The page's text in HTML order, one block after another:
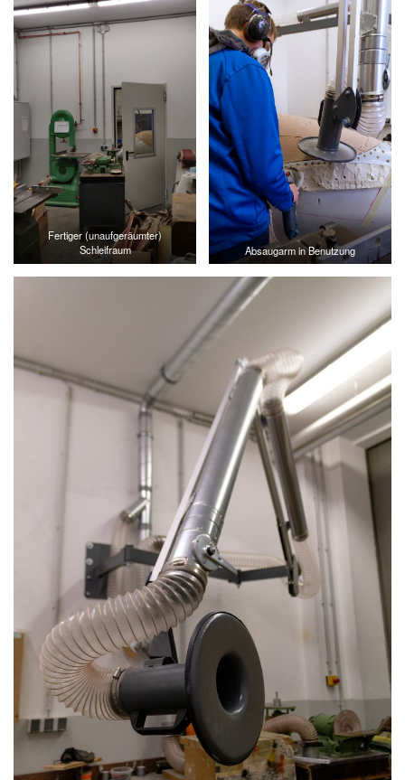
Fertiger (unaufgeräumter)
Schleifraum
Absaugarm in Benutzung